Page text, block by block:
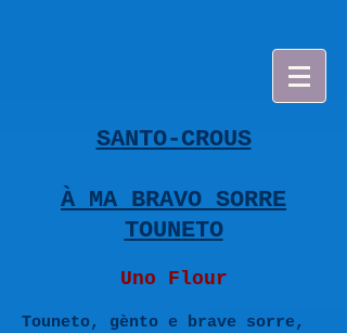
SANTO-CROUS
À MA BRAVO SORRE
TOUNETO
Uno Flour
Touneto, gènto e brave sorre,